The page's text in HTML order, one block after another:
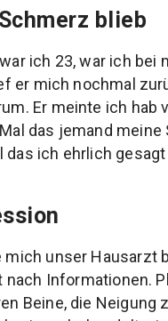
blieb
ich 23, war ich
er mich nochmal
Er meinte ich hab
das jemand
ich ehrlich
unser Hausarzt
Informationen.
Beine, die Neigung